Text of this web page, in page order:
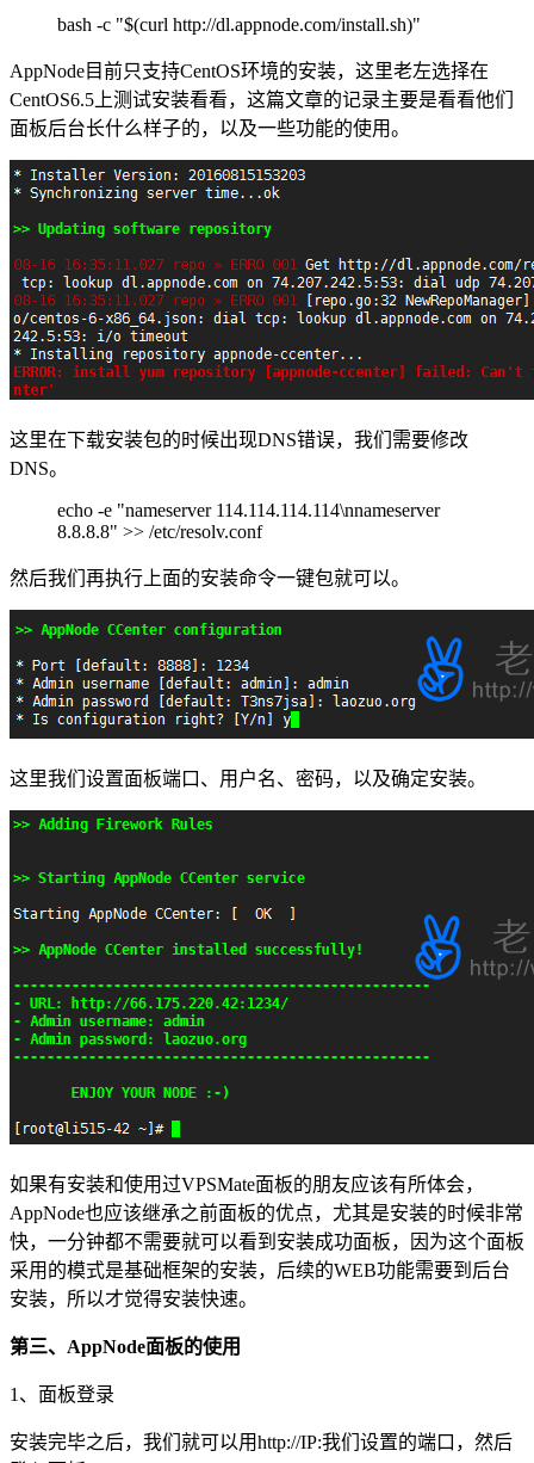
bash -c "$(curl http://dl.appnode.com/install.sh)"
AppNode目前只支持CentOS环境的安装，这里老左选择在
CentOS6.5上测试安装看看，这篇文章的记录主要是看看他们
面板后台长什么样子的，以及一些功能的使用。
这里在下载安装包的时候出现DNS错误，我们需要修改
DNS。
echo -e "nameserver 114.114.114.114\nnameserver
8.8.8.8" >> /etc/resolv.conf
然后我们再执行上面的安装命令一键包就可以。
这里我们设置面板端口、用户名、密码，以及确定安装。
如果有安装和使用过VPSMate面板的朋友应该有所体会，
AppNode也应该继承之前面板的优点，尤其是安装的时候非常
快，一分钟都不需要就可以看到安装成功面板，因为这个面板
采用的模式是基础框架的安装，后续的WEB功能需要到后台
安装，所以才觉得安装快速。
第三、AppNode面板的使用
1、面板登录
安装完毕之后，我们就可以用http://IP:我们设置的端口，然后